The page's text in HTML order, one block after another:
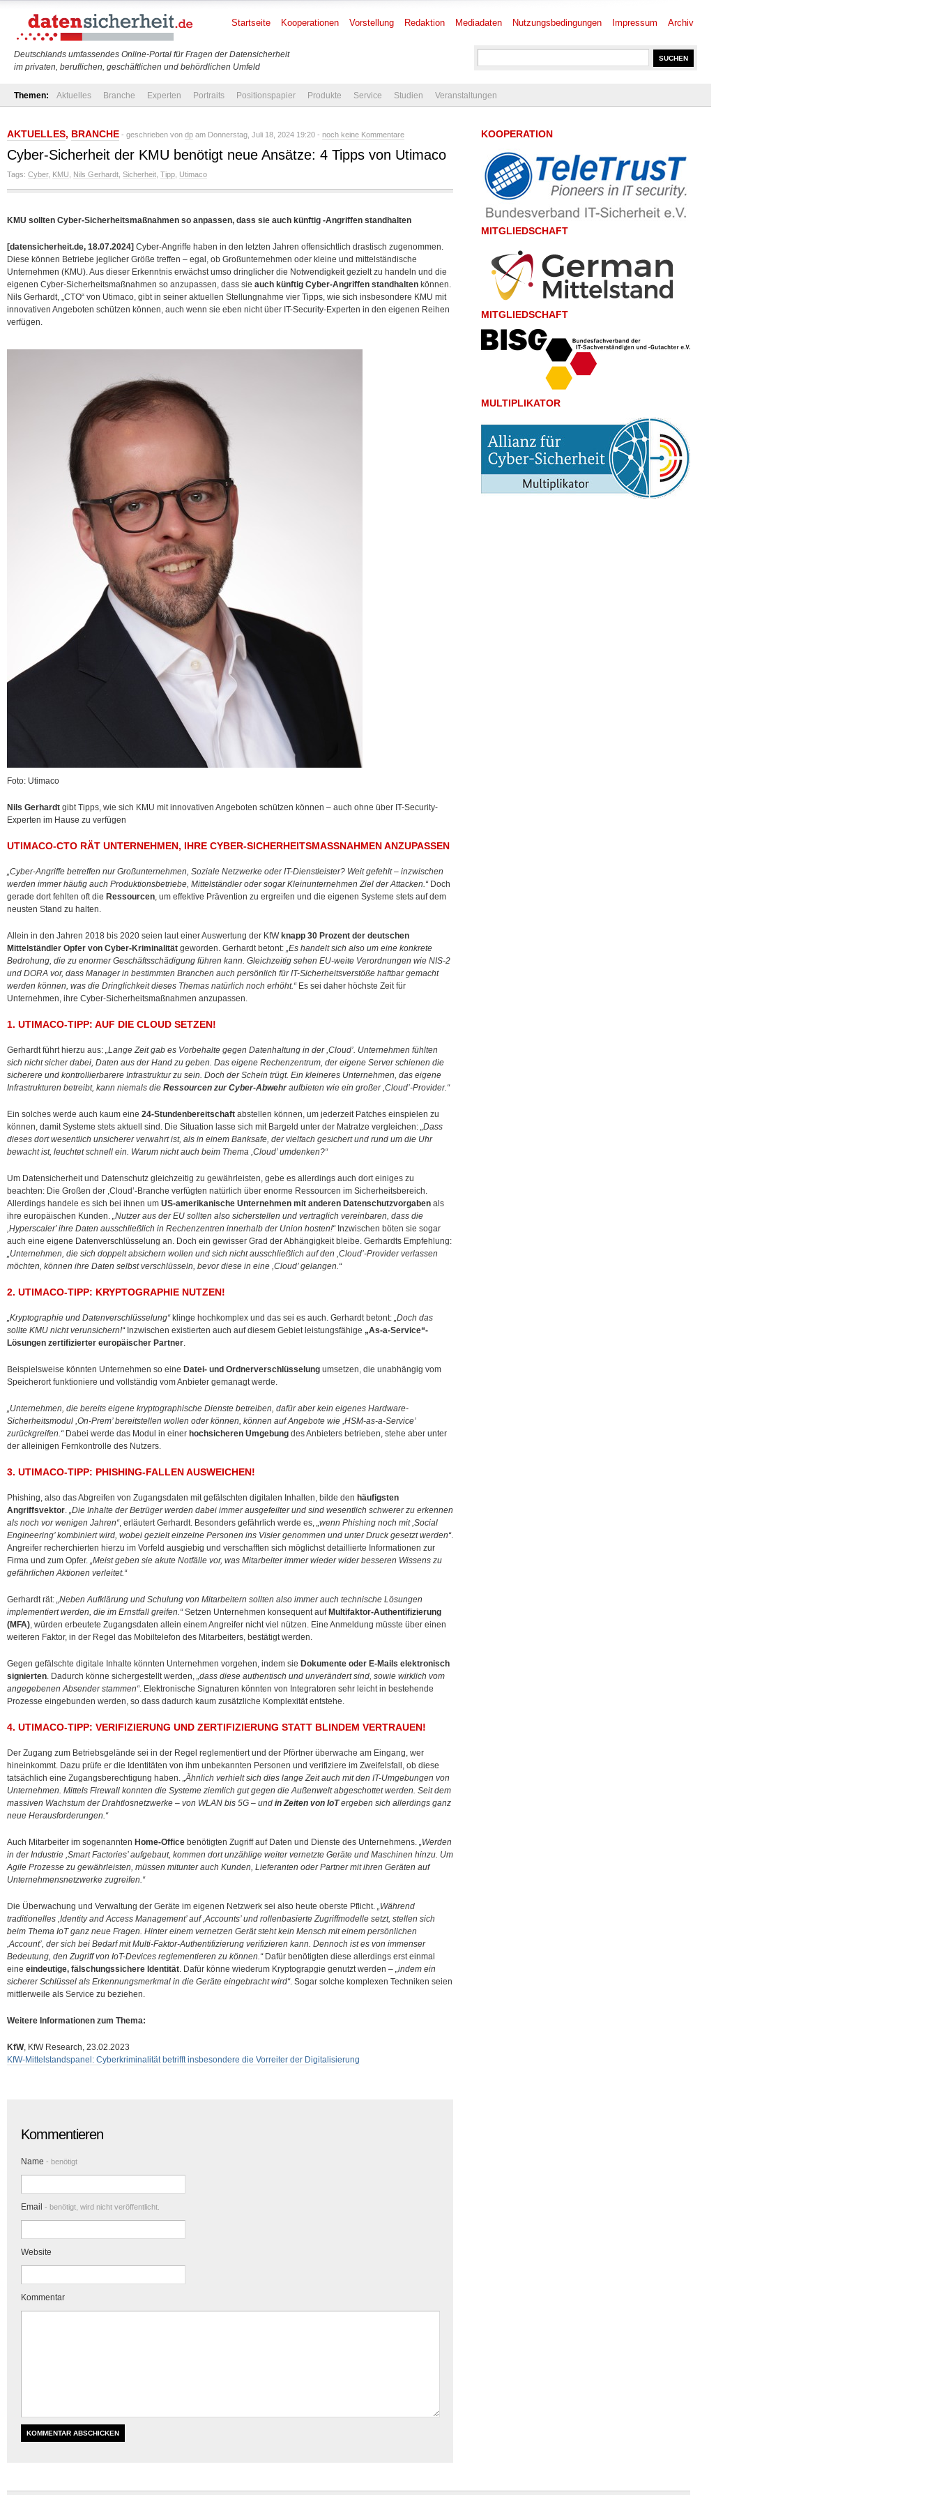
Deutschlands umfassendes Online-Portal für Fragen der Datensicherheit
im privaten, beruflichen, geschäftlichen und behördlichen Umfeld
Startseite Kooperationen Vorstellung Redaktion Mediadaten Nutzungsbedingungen Impressum Archiv
Themen: Aktuelles Branche Experten Portraits Positionspapier Produkte Service Studien Veranstaltungen
AKTUELLES, BRANCHE - geschrieben von dp am Donnerstag, Juli 18, 2024 19:20 - noch keine Kommentare
Cyber-Sicherheit der KMU benötigt neue Ansätze: 4 Tipps von Utimaco
Tags: Cyber, KMU Nils Gerhardt Sicherheit Tipp Utimaco
KMU sollten Cyber-Sicherheitsmaßnahmen so anpassen, dass sie auch künftig -Angriffen standhalten
[datensicherheit.de, 18.07.2024] Cyber-Angriffe haben in den letzten Jahren offensichtlich drastisch zugenommen.
Diese können Betriebe jeglicher Größe treffen – egal, ob Großunternehmen oder kleine und mittelständische
Unternehmen (KMU). Aus dieser Erkenntnis erwächst umso dringlicher die Notwendigkeit gezielt zu handeln und die
eigenen Cyber-Sicherheitsmaßnahmen so anzupassen, dass sie auch künftig Cyber-Angriffen standhalten können.
Nils Gerhardt, „CTO“ von Utimaco, gibt in seiner aktuellen Stellungnahme vier Tipps, wie sich insbesondere KMU mit
innovativen Angeboten schützen können, auch wenn sie eben nicht über IT-Security-Experten in den eigenen Reihen
verfügen.
Foto: Utimaco
Nils Gerhardt gibt Tipps, wie sich KMU mit innovativen Angeboten schützen können – auch ohne über IT-Security-
Experten im Hause zu verfügen
UTIMACO-CTO RÄT UNTERNEHMEN, IHRE CYBER-SICHERHEITSMASSNAHMEN ANZUPASSEN
„Cyber-Angriffe betreffen nur Großunternehmen, Soziale Netzwerke oder IT-Dienstleister? Weit gefehlt – inzwischen
werden immer häufig auch Produktionsbetriebe, Mittelständler oder sogar Kleinunternehmen Ziel der Attacken.“Doch
gerade dort fehlten oft die Ressourcen, um effektive Prävention zu ergreifen und die eigenen Systeme stets auf dem
neusten Stand zu halten.
Allein in den Jahren 2018 bis 2020 seien laut einer Auswertung der KfWknapp 30 Prozent der deutschen
Mittelständler Opfer von Cyber-Kriminalität geworden. Gerhardt betont: „Es handelt sich also um eine konkrete
Bedrohung, die zu enormer Geschäftsschädigung führen kann. Gleichzeitig sehen EU-weite Verordnungen wie NIS-2
und DORA vor, dass Manager in bestimmten Branchen auch persönlich für IT-Sicherheitsverstöße haftbar gemacht
werden können, was die Dringlichkeit dieses Themas natürlich noch erhöht.“Es sei daher höchste Zeit für
Unternehmen, ihre Cyber-Sicherheitsmaßnahmen anzupassen.
1. UTIMACO-TIPP: AUF DIE CLOUD SETZEN!
Gerhardt führt hierzu aus: „Lange Zeit gab es Vorbehalte gegen Datenhaltung in der ,Cloud’. Unternehmen fühlten
sich nicht sicher dabei, Daten aus der Hand zu geben. Das eigene Rechenzentrum, der eigene Server schienen die
sicherere und kontrollierbarere Infrastruktur zu sein. Doch der Schein trügt. Ein kleineres Unternehmen, das eigene
Infrastrukturen betreibt, kann niemals die Ressourcen zur Cyber-Abwehraufbieten wie ein großer ,Cloud’-Provider.“
Ein solches werde auch kaum eine 24-Stundenbereitschaft abstellen können, um jederzeit Patches einspielen zu
können, damit Systeme stets aktuell sind. Die Situation lasse sich mit Bargeld unter der Matratze vergleichen: „Dass
dieses dort wesentlich unsicherer verwahrt ist, als in einem Banksafe, der vielfach gesichert und rund um die Uhr
bewacht ist, leuchtet schnell ein. Warum nicht auch beim Thema ,Cloud’ umdenken?“
Um Datensicherheit und Datenschutz gleichzeitig zu gewährleisten, gebe es allerdings auch dort einiges zu
beachten: Die Großen der ,Cloud’-Branche verfügten natürlich über enorme Ressourcen im Sicherheitsbereich.
Allerdings handele es sich bei ihnen um US-amerikanische Unternehmen mit anderen Datenschutzvorgaben als
ihre europäischen Kunden. „Nutzer aus der EU sollten also sicherstellen und vertraglich vereinbaren, dass die
,Hyperscaler’ ihre Daten ausschließlich in Rechenzentren innerhalb der Union hosten!“Inzwischen böten sie sogar
auch eine eigene Datenverschlüsselung an. Doch ein gewisser Grad der Abhängigkeit bleibe. Gerhardts Empfehlung:
„Unternehmen, die sich doppelt absichern wollen und sich nicht ausschließlich auf den ,Cloud’-Provider verlassen
möchten, können ihre Daten selbst verschlüsseln, bevor diese in eine ,Cloud’ gelangen.“
2. UTIMACO-TIPP: KRYPTOGRAPHIE NUTZEN!
„Kryptographie und Datenverschlüsselung“klinge hochkomplex und das sei es auch. Gerhardt betont: „Doch das
sollte KMU nicht verunsichern!“Inzwischen existierten auch auf diesem Gebiet leistungsfähige „As-a-Service“-
Lösungen zertifizierter europäischer Partner.
Beispielsweise könnten Unternehmen so eine Datei- und Ordnerverschlüsselung umsetzen, die unabhängig vom
Speicherort funktioniere und vollständig vom Anbieter gemanagt werde.
„Unternehmen, die bereits eigene kryptographische Dienste betreiben, dafür aber kein eigenes Hardware-
Sicherheitsmodul ,On-Prem’ bereitstellen wollen oder können, können auf Angebote wie ,HSM-as-a-Service’
zurückgreifen.“Dabei werde das Modul in einer hochsicheren Umgebung des Anbieters betrieben, stehe aber unter
der alleinigen Fernkontrolle des Nutzers.
3. UTIMACO-TIPP: PHISHING-FALLEN AUSWEICHEN!
Phishing, also das Abgreifen von Zugangsdaten mit gefälschten digitalen Inhalten, bilde den häufigsten
Angriffsvektor. „Die Inhalte der Betrüger werden dabei immer ausgefeilter und sind wesentlich schwerer zu erkennen
als noch vor wenigen Jahren“, erläutert Gerhardt. Besonders gefährlich werde es, „wenn Phishing noch mit ,Social
Engineering’ kombiniert wird, wobei gezielt einzelne Personen ins Visier genommen und unter Druck gesetzt werden“.
Angreifer recherchierten hierzu im Vorfeld ausgiebig und verschafften sich möglichst detaillierte Informationen zur
Firma und zum Opfer. „Meist geben sie akute Notfälle vor, was Mitarbeiter immer wieder wider besseren Wissens zu
gefährlichen Aktionen verleitet.“
Gerhardt rät: „Neben Aufklärung und Schulung von Mitarbeitern sollten also immer auch technische Lösungen
implementiert werden, die im Ernstfall greifen.“Setzen Unternehmen konsequent auf Multifaktor-Authentifizierung
(MFA), würden erbeutete Zugangsdaten allein einem Angreifer nicht viel nützen. Eine Anmeldung müsste über einen
weiteren Faktor, in der Regel das Mobiltelefon des Mitarbeiters, bestätigt werden.
Gegen gefälschte digitale Inhalte könnten Unternehmen vorgehen, indem sie Dokumente oder E-Mails elektronisch
signierten. Dadurch könne sichergestellt werden, „dass diese authentisch und unverändert sind, sowie wirklich vom
angegebenen Absender stammen“. Elektronische Signaturen könnten von Integratoren sehr leicht in bestehende
Prozesse eingebunden werden, so dass dadurch kaum zusätzliche Komplexität entstehe.
4. UTIMACO-TIPP: VERIFIZIERUNG UND ZERTIFIZIERUNG STATT BLINDEM VERTRAUEN!
Der Zugang zum Betriebsgelände sei in der Regel reglementiert und der Pförtner überwache am Eingang, wer
hineinkommt. Dazu prüfe er die Identitäten von ihm unbekannten Personen und verifiziere im Zweifelsfall, ob diese
tatsächlich eine Zugangsberechtigung haben. „Ähnlich verhielt sich dies lange Zeit auch mit den IT-Umgebungen von
Unternehmen. Mittels Firewall konnten die Systeme ziemlich gut gegen die Außenwelt abgeschottet werden. Seit dem
massiven Wachstum der Drahtlosnetzwerke – von WLAN bis 5G – und in Zeiten von IoTergeben sich allerdings ganz
neue Herausforderungen.“
Auch Mitarbeiter im sogenannten Home-Office benötigten Zugriff auf Daten und Dienste des Unternehmens. „Werden
in der Industrie ,Smart Factories’ aufgebaut, kommen dort unzählige weiter vernetzte Geräte und Maschinen hinzu. Um
Agile Prozesse zu gewährleisten, müssen mitunter auch Kunden, Lieferanten oder Partner mit ihren Geräten auf
Unternehmensnetzwerke zugreifen.“
Die Überwachung und Verwaltung der Geräte im eigenen Netzwerk sei also heute oberste Pflicht. „Während
traditionelles ,Identity and Access Management’ auf ,Accounts’ und rollenbasierte Zugriffmodelle setzt, stellen sich
beim Thema IoT ganz neue Fragen. Hinter einem vernetzen Gerät steht kein Mensch mit einem persönlichen
,Account’, der sich bei Bedarf mit Multi-Faktor-Authentifizierung verifizieren kann. Dennoch ist es von immenser
Bedeutung, den Zugriff von IoT-Devices reglementieren zu können.“Dafür benötigten diese allerdings erst einmal
eine eindeutige, fälschungssichere Identität. Dafür könne wiederum Kryptograpgie genutzt werden – „indem ein
sicherer Schlüssel als Erkennungsmerkmal in die Geräte eingebracht wird“. Sogar solche komplexen Techniken seien
mittlerweile als Service zu beziehen.
Weitere Informationen zum Thema:
KfW, KfW Research, 23.02.2023
KfW-Mittelstandspanel: Cyberkriminalität betrifft insbesondere die Vorreiter der Digitalisierung
Kommentieren
Name - benötigt
Email - benötigt, wird nicht veröffentlicht.
Website
Kommentar
KOOPERATION
MITGLIEDSCHAFT
MITGLIEDSCHAFT
MULTIPLIKATOR